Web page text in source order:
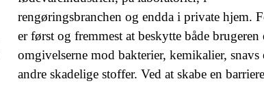
rengøringsbranchen og endda i private hjem.
er først og fremmest at beskytte både brugeren
omgivelserne mod bakterier, kemikalier, snavs
andre skadelige stoffer. Ved at skabe en